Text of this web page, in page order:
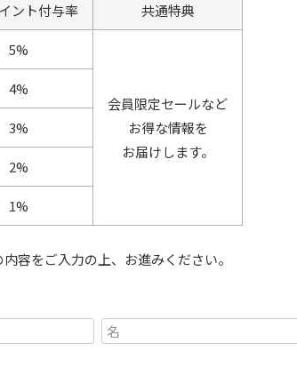
ント付与率 共通特典
5%
会員限定セールなど
お得な情報を
お届けします。
4%
3%
2%
1%
内容をご入力の上、お進みください。